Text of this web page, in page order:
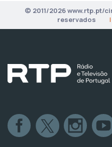
© 2011/2026 www.rtp.pt/
reservados
|